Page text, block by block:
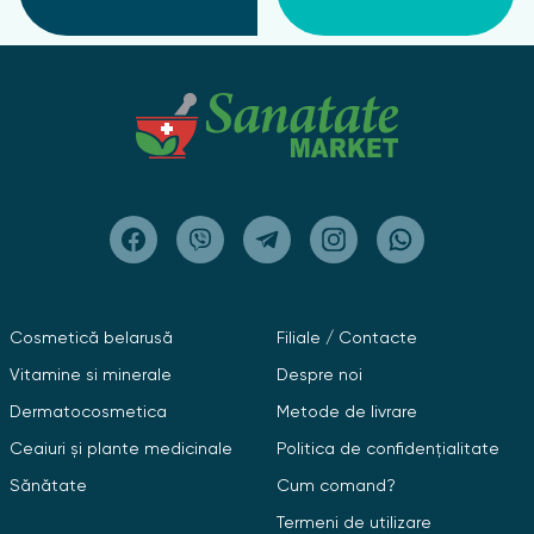
Nu utilizați DRYDRY Classic în apropierea surselor de
flacără deschisă
produsul este complet uscat înainte de a vă îmbrăca.
Dry Dry cumpărați în Chișinău și MD
prețul de la importatorul direct din Moldova
în multe orașe ale țării: Chișinău, Bălți, Orhei,
Dacă sunteți în căutarea unui remediu eficient pentru
antiperspirantului Dry Dry Classic În fitofarmacia
noastră puteți cumpăra acest produs la prețul de la
importatorul oficial din Moldova și Chișinău, ceea ce
favorabile de achiziție
Cosmetică belarusă
Vitamine si minerale
Dermatocosmetica
Ceaiuri și plante medicinale
Sănătate
Filiale / Contacte
Despre noi
Metode de livrare
Politica de confidențialitate
Cum comand?
Termeni de utilizare